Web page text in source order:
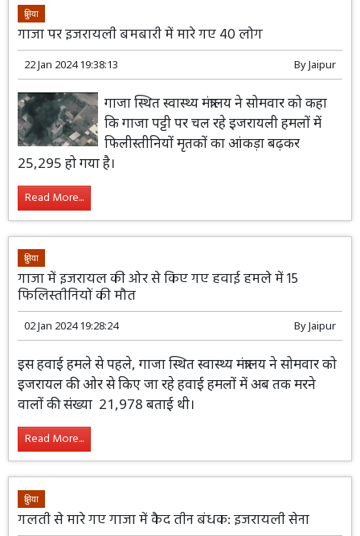
दुनिया
गाजा पर इजरायली बमबारी में मारे गए 40 लोग
22 Jan 2024 19:38:13 ByJaipur
गाजा स्थित स्वास्थ्य मंत्रालय ने सोमवार को कहा
कि गाजा पट्टी पर चल रहे इजरायली हमलों में
फिलीस्तीनियों मृतकों का आंकड़ा बढ़कर
25,295 हो गया है।
Read More...
दुनिया
गाजा में इजरायल की ओर से किए गए हवाई हमले में 15
फिलिस्तीनियों की मौत
02 Jan 2024 19:28:24 ByJaipur
इस हवाई हमले से पहले, गाजा स्थित स्वास्थ्य मंत्रालय ने सोमवार को
इजरायल की ओर से किए जा रहे हवाई हमलों में अब तक मरने
वालों की संख्या 21,978 बताई थी।
Read More...
दुनिया
गलती से मारे गए गाजा में कैद तीन बंधक: इजरायली सेना